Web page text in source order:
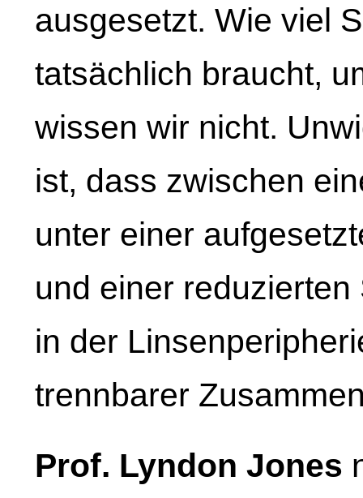
ausgesetzt. Wie viel
tatsächlich braucht,
wissen wir nicht.
ist, dass zwischen
unter einer
und einer
in der
trennbarer
Prof. Lyndon Jones